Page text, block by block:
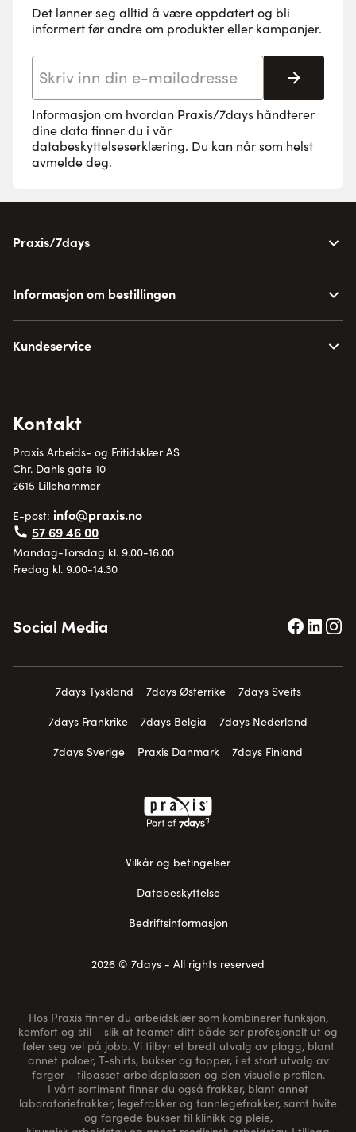
Det lønner seg alltid å være oppdatert og bli
informert før andre om produkter eller kampanjer.
Informasjon om hvordan Praxis/7days håndterer
dine data finner du i vår
databeskyttelseserklæring. Du kan når som helst
avmelde deg.
Praxis/7days
Informasjon om bestillingen
Kundeservice
Kontakt
Praxis Arbeids- og Fritidsklær AS
Chr. Dahls gate 10
2615 Lillehammer
E-post: info@praxis.no
57 69 46 00
Mandag-Torsdag kl. 9.00-16.00
Fredag kl. 9.00-14.30
Social Media
7days Tyskland 7days Østerrike
7days Sveits
7days Frankrike
7days Belgia
7days Nederland
7days Sverige
Praxis Danmark 7days Finland
Vilkår og betingelser
Databeskyttelse
Bedriftsinformasjon
2026 © 7days - All rights reserved
Hos Praxis finner du arbeidsklær som kombinerer funksjon,
komfort og stil – slik at teamet ditt både ser profesjonelt ut og
føler seg vel på jobb. Vi tilbyr et bredt utvalg av plagg, blant
annet poloer, T-shirts, bukser og topper, i et stort utvalg av
farger – tilpasset arbeidsplassen og den visuelle profilen.
I vårt sortiment finner du også frakker, blant annet
laboratoriefrakker, legefrakker og tannlegefrakker, samt hvite
og fargede bukser til klinikk og pleie,